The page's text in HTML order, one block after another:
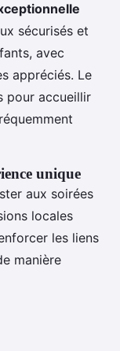
sécurisés et
avec
appréciés. Le
pour accueillir
unique
aux soirées
locales
les liens
manière